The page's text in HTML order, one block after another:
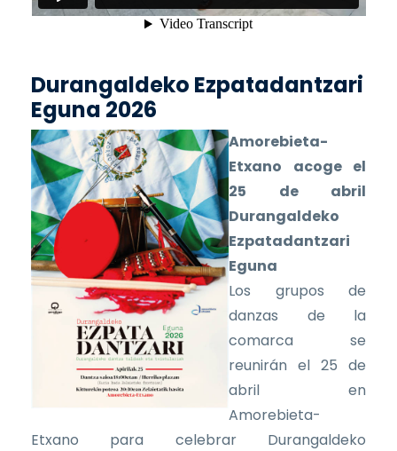
Durangaldeko Ezpatadantzari
Eguna 2026
Amorebieta-
Etxano acoge el
25 de abril
Durangaldeko
Ezpatadantzari
Eguna
Los grupos de
danzas de la
comarca se
reunirán el 25 de
abril en
Amorebieta-
Etxano para celebrar Durangaldeko